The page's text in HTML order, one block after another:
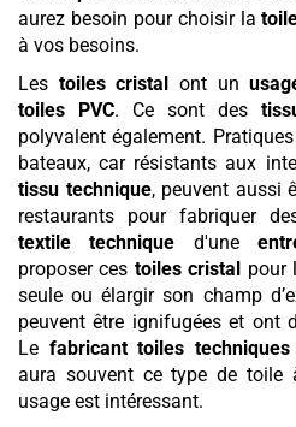
aurez besoin pour choisir la
à vos besoins.
Les toiles cristal ont un
toiles PVC. Ce sont des
polyvalent également.
bateaux, car résistants aux
tissu technique, peuvent aussi
restaurants pour fabriquer
textile technique d'une
proposer ces toiles cristal pour
seule ou élargir son champ
peuvent être ignifugées et ont
Le fabricant toiles techniques
aura souvent ce type de toile
usage est intéressant.